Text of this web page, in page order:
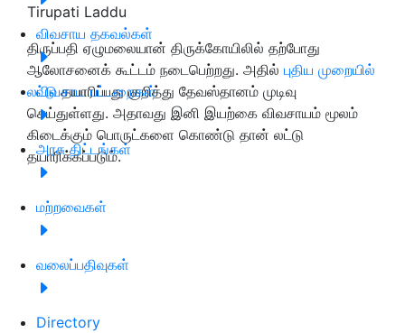
விவசாய தகவல்கள்
விவசாய பட்டறைகள்
அரசு திட்டங்கள்
மற்றவைகள்
வலைப்பதிவுகள்
Directory
Tirupati Laddu
திருப்பதி ஏழுமலையான் திருக்கோயிலில் தற்போது
ஆலோசனைக் கூட்டம் நடைபெற்றது. அதில் புதிய முறையில்
லட்டுதயாரிப்பது குறித்து தேவஸ்தானம் முடிவு
செய்துள்ளது. அதாவது இனி இயற்கை விவசாயம் மூலம்
கிடைக்கும் பொருட்களை கொண்டு தான் லட்டு
தயாரிக்கப்படும்.